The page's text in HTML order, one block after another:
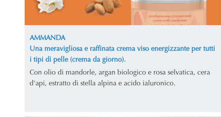
AMMANDA
Una meravigliosa e raffinata crema viso energizzante per tutti
i tipi di pelle (crema da giorno).
Con olio di mandorle, argan biologico e rosa selvatica, cera
d'api, estratto di stella alpina e acido ialuronico.